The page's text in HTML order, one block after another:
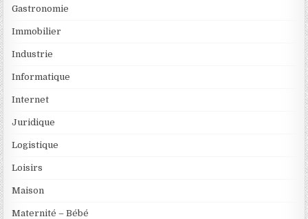
Gastronomie
Immobilier
Industrie
Informatique
Internet
Juridique
Logistique
Loisirs
Maison
Maternité – Bébé